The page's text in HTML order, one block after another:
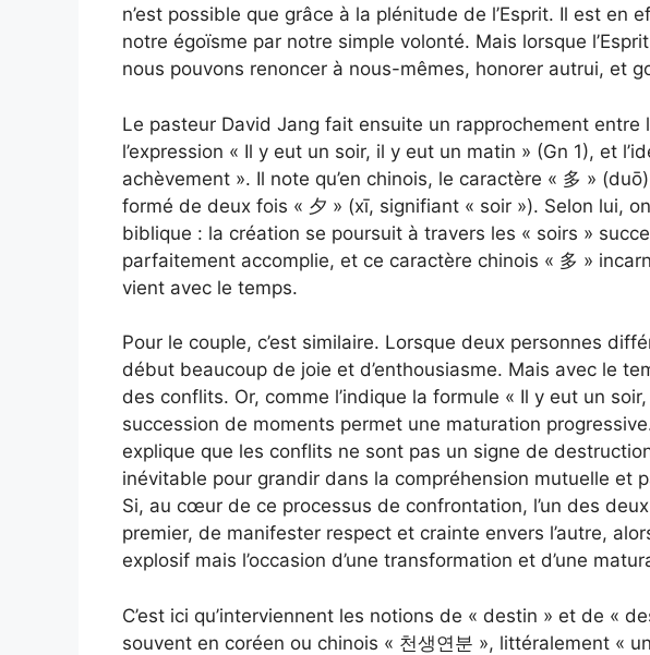
n’est possible que grâce à la plénitude de l’Esprit. Il est en
notre égoïsme par notre simple volonté. Mais lorsque
nous pouvons renoncer à nous-mêmes, honorer autrui, et
Le pasteur David Jang fait ensuite un rapprochement entre
l’expression « Il y eut un soir, il y eut un matin » (Gn 1), et
achèvement ». Il note qu’en chinois, le caractère « 多 »
formé de deux fois « 夕 » (xī, signifiant « soir »). Selon lui,
biblique : la création se poursuit à travers les « soirs »
parfaitement accomplie, et ce caractère chinois « 多 »
vient avec le temps.
Pour le couple, c’est similaire. Lorsque deux personnes
début beaucoup de joie et d’enthousiasme. Mais avec le
des conflits. Or, comme l’indique la formule « Il y eut un
succession de moments permet une maturation
explique que les conflits ne sont pas un signe de
inévitable pour grandir dans la compréhension mutuelle et
Si, au cœur de ce processus de confrontation, l’un des
premier, de manifester respect et crainte envers l’autre,
explosif mais l’occasion d’une transformation et d’une
C’est ici qu’interviennent les notions de « destin » et de «
souvent en coréen ou chinois « 천생연분 », littéralement «